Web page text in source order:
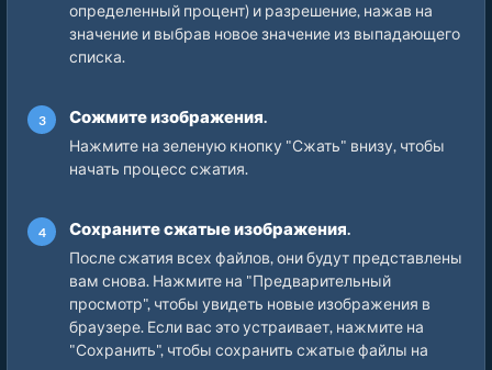
определенный процент) и разрешение, нажав на
значение и выбрав новое значение из выпадающего
списка.
Сожмите изображения.
Нажмите на зеленую кнопку "Сжать" внизу, чтобы
начать процесс сжатия.
Сохраните сжатые изображения.
После сжатия всех файлов, они будут представлены
вам снова. Нажмите на "Предварительный
просмотр", чтобы увидеть новые изображения в
браузере. Если вас это устраивает, нажмите на
"Сохранить", чтобы сохранить сжатые файлы на